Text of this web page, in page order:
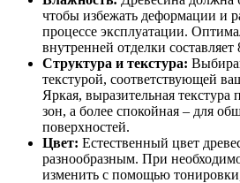
чтобы избежать деформации и
процессе эксплуатации.
внутренней отделки составляет
Структура и текстура:
текстурой, соответствующей
Яркая, выразительная
зон, а более спокойная – для
поверхностей.
Цвет: Естественный цвет
разнообразным. При
изменить с помощью